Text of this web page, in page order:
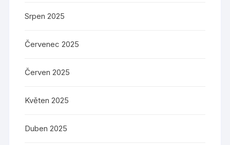
Srpen 2025
Červenec 2025
Červen 2025
Květen 2025
Duben 2025